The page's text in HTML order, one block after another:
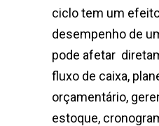
ciclo tem um
desempenho de
pode afetar
fluxo de caixa,
orçamentário,
estoque,